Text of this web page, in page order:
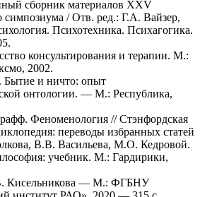
сборник материалов XXV
/ Отв. ред.: Г.А. Вайзер,
Психотехника. Психагогика.
консультирования и терапии. М.:
2002.
и ничто: опыт
онтологии. — М.: Республика,
Феноменология // Стэнфордская
переводы избранных статей
В.В. Васильева, М.О. Кедровой.
учебник. М.: Гардирики,
Кисельникова — М.: ФГБНУ